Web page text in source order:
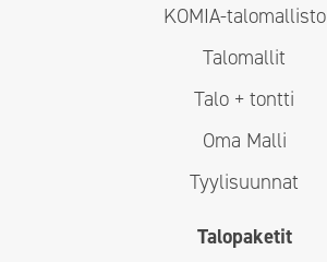
KOMIA-talomallisto
Talomallit
Talo + tontti
Oma Malli
Tyylisuunnat
Talopaketit